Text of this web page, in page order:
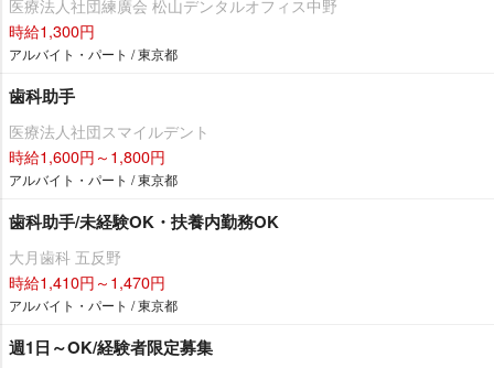
時給1,300円
アルバイト・パート / 東京都
歯科助手
医療法人社団スマイルデント
時給1,600円～1,800円
アルバイト・パート / 東京都
歯科助手/未経験OK・扶養内勤務OK
大月歯科 五反野
時給1,410円～1,470円
アルバイト・パート / 東京都
週1日～OK/経験者限定募集